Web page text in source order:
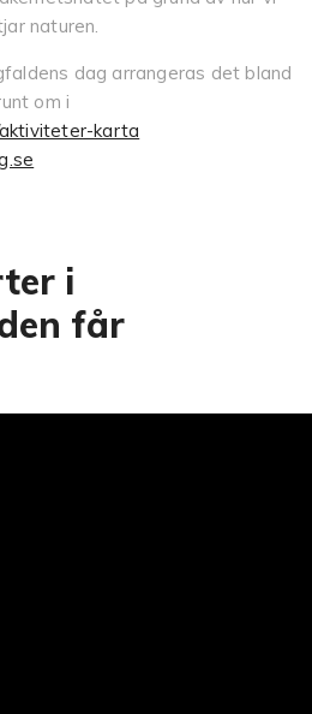
naturen.
dag arrangeras det bland
om i
karta
i
får